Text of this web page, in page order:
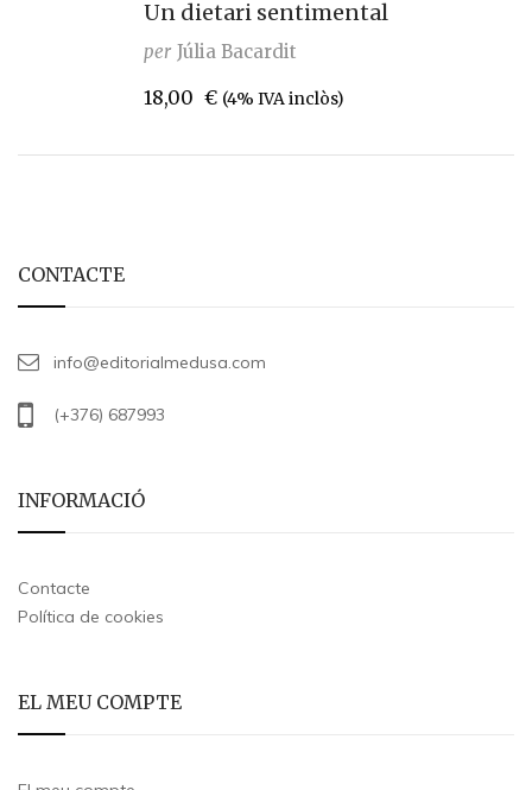
Un dietari sentimental
per Júlia Bacardit
18,00 € (4% IVA inclòs)
CONTACTE
info@editorialmedusa.com
(+376) 687993
INFORMACIÓ
Contacte
Política de cookies
EL MEU COMPTE